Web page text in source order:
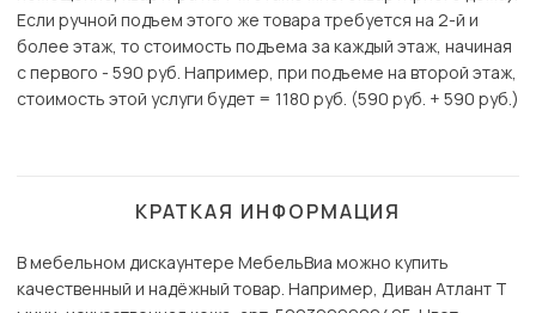
Если ручной подъем этого же товара требуется на 2-й и
более этаж, то стоимость подъема за каждый этаж, начиная
с первого - 590 руб. Например, при подъеме на второй этаж,
стоимость этой услуги будет = 1180 руб. (590 руб. + 590 руб.)
КРАТКАЯ ИНФОРМАЦИЯ
В мебельном дискаунтере МебельВиа можно купить
качественный и надёжный товар. Например, Диван Атлант Т